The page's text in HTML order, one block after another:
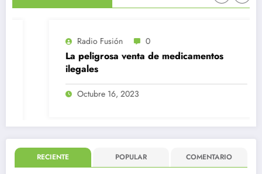
Radio Fusión 0
La peligrosa venta de medicamentos
Octubre 16, 2023
RECIENTE POPULAR COMENTARIO